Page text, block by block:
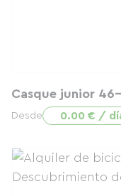
Casque junior
Desde 0.00 € /